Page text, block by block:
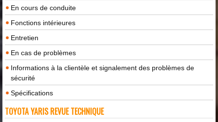
En cours de conduite
Fonctions intérieures
Entretien
En cas de problèmes
Informations à la clientèle et signalement des problèmes de
sécurité
Spécifications
TOYOTA YARIS REVUE TECHNIQUE